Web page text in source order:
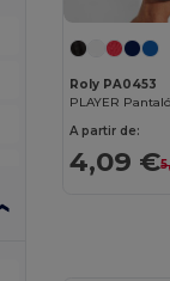
Roly PA0453
PLAYER
A partir de:
4,09 €